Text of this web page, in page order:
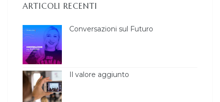
ARTICOLI RECENTI
Conversazioni sul Futuro
Il valore aggiunto